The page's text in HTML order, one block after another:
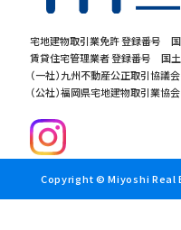
宅地建物取引業免許 登録番号 国
賃貸住宅管理業者 登録番号 国土
（一社）九州不動産公正取引協議
（公社）福岡県宅地建物取引業協
Copyright © Miyoshi Real